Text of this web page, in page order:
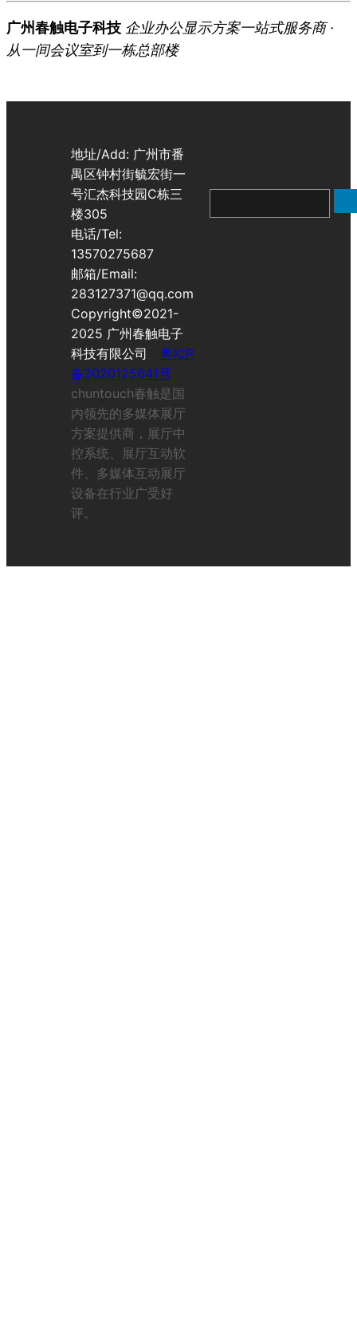
广州春触电子科技 企业办公显示方案一站式服务商 ·
从一间会议室到一栋总部楼
地址/Add: 广州市番
禺区钟村街毓宏街一
号汇杰科技园C栋三
楼305
电话/Tel:
13570275687
邮箱/Email:
283127371@qq.com
Copyright©2021-
2025 广州春触电子
科技有限公司 粤ICP
备2020125641号
chuntouch春触是国
内领先的多媒体展厅
方案提供商，展厅中
控系统、展厅互动软
件、多媒体互动展厅
设备在行业广受好
评。
索